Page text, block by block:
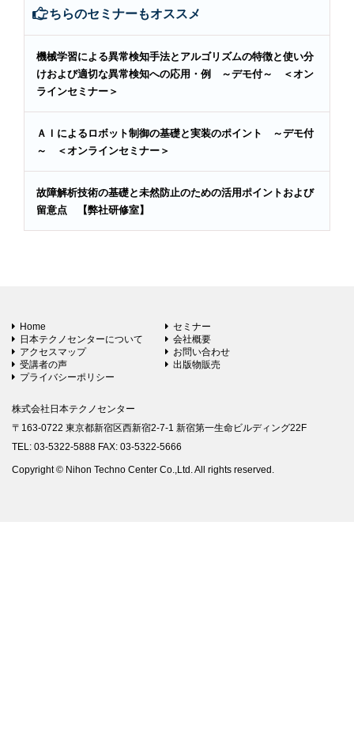
こちらのセミナーもオススメ
機械学習による異常検知手法とアルゴリズムの特徴と使い分
けおよび適切な異常検知への応用・例 ～デモ付～ ＜オン
ラインセミナー＞
ＡＩによるロボット制御の基礎と実装のポイント ～デモ付
～ ＜オンラインセミナー＞
故障解析技術の基礎と未然防止のための活用ポイントおよび
留意点 【弊社研修室】
Home
セミナー
日本テクノセンターについて
会社概要
アクセスマップ
お問い合わせ
受講者の声
出版物販売
プライバシーポリシー
株式会社日本テクノセンター
〒163-0722 東京都新宿区西新宿2-7-1 新宿第一生命ビルディング22F
TEL: 03-5322-5888 FAX: 03-5322-5666
Copyright © Nihon Techno Center Co.,Ltd. All rights reserved.